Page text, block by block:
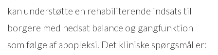
kan understøtte en rehabiliterende indsats til
borgere med nedsat balance og gangfunktion
som følge af apopleksi. Det kliniske spørgsmål er: